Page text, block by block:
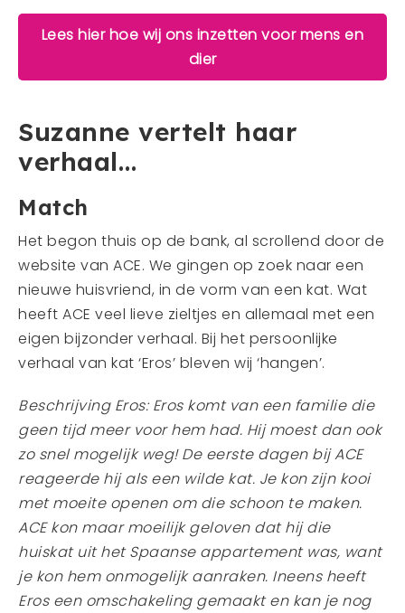
Lees hier hoe wij ons inzetten voor mens en
dier
Suzanne vertelt haar
verhaal…
Match
Het begon thuis op de bank, al scrollend door de
website van ACE. We gingen op zoek naar een
nieuwe huisvriend, in de vorm van een kat. Wat
heeft ACE veel lieve zieltjes en allemaal met een
eigen bijzonder verhaal. Bij het persoonlijke
verhaal van kat ‘Eros’ bleven wij ‘hangen’.
Beschrijving Eros: Eros komt van een familie die
geen tijd meer voor hem had. Hij moest dan ook
zo snel mogelijk weg! De eerste dagen bij ACE
reageerde hij als een wilde kat. Je kon zijn kooi
met moeite openen om die schoon te maken.
ACE kon maar moeilijk geloven dat hij die
huiskat uit het Spaanse appartement was, want
je kon hem onmogelijk aanraken. Ineens heeft
Eros een omschakeling gemaakt en kan je nog